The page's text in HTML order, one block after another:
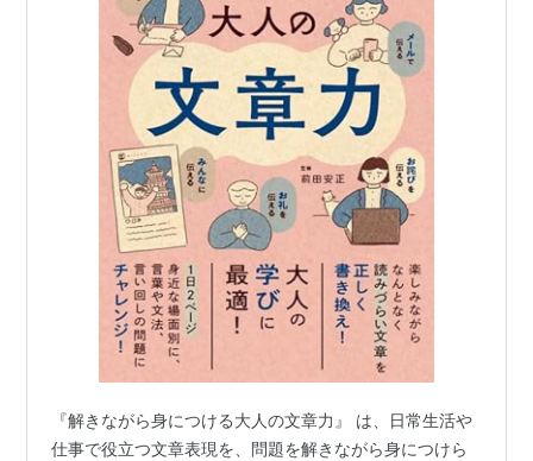
『解きながら身につける大人の文章力』 は、日常生活や
仕事で役立つ文章表現を、問題を解きながら身につけら